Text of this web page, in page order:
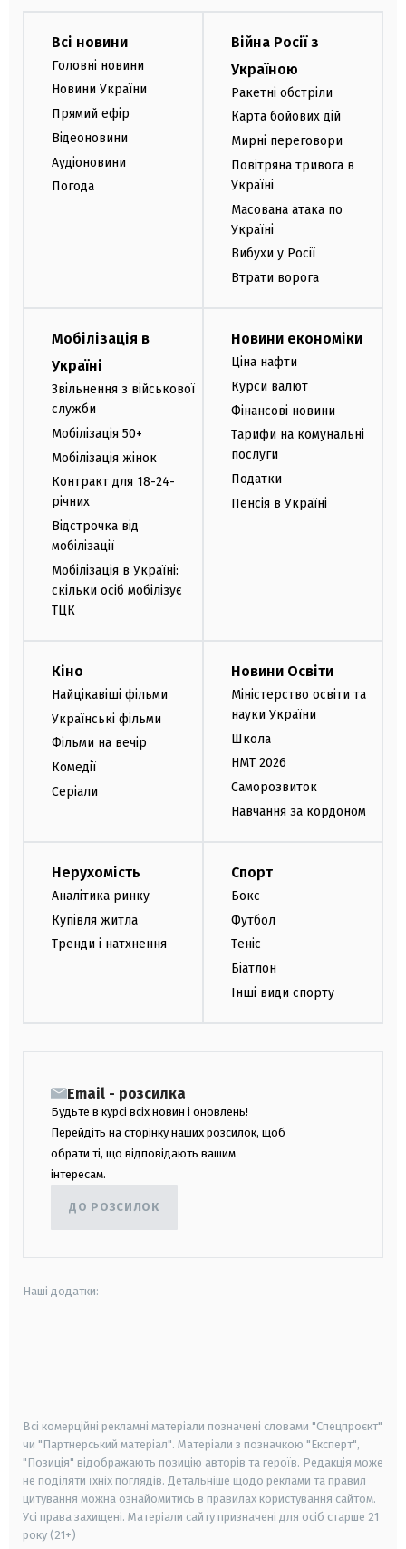
Всі новини
Головні новини
Новини України
Прямий ефір
Відеоновини
Аудіоновини
Погода
Війна Росії з
Україною
Ракетні обстріли
Карта бойових дій
Мирні переговори
Повітряна тривога в
Україні
Масована атака по
Україні
Вибухи у Росії
Втрати ворога
Мобілізація в
Україні
Звільнення з військової
служби
Мобілізація 50+
Мобілізація жінок
Контракт для 18-24-
річних
Відстрочка від
мобілізації
Мобілізація в Україні:
скільки осіб мобілізує
ТЦК
Новини економіки
Ціна нафти
Курси валют
Фінансові новини
Тарифи на комунальні
послуги
Податки
Пенсія в Україні
Кіно
Найцікавіші фільми
Українські фільми
Фільми на вечір
Комедії
Серіали
Новини Освіти
Міністерство освіти та
науки України
Школа
НМТ 2026
Саморозвиток
Навчання за кордоном
Нерухомість
Аналітика ринку
Купівля житла
Тренди і натхнення
Спорт
Бокс
Футбол
Теніс
Біатлон
Інші види спорту
Email - розсилка
Будьте в курсі всіх новин і оновлень!
Перейдіть на сторінку наших розсилок, щоб
обрати ті, що відповідають вашим
інтересам.
ДО РОЗСИЛОК
Наші додатки:
Всі комерційні рекламні матеріали позначені словами "Спецпроєкт"
чи "Партнерський матеріал". Матеріали з позначкою "Експерт",
"Позиція" відображають позицію авторів та героїв. Редакція може
не поділяти їхніх поглядів. Детальніше щодо реклами та правил
цитування можна ознайомитись в правилах користування сайтом.
Усі права захищені. Матеріали сайту призначені для осіб старше 21
року (21+)